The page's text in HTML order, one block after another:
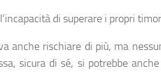
di superare i propri
anche rischiare di più, ma
sicura di sé, si potrebbe